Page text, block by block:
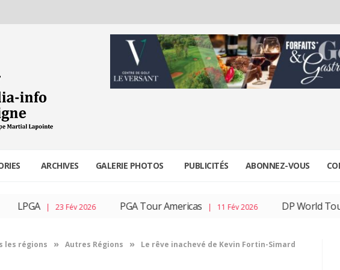
ARCHIVES GALERIE PHOTOS PUBLICITÉS ABONNEZ-VOUS
LPGA| 23 Fév 2026 PGA Tour Americas| 11 Fév 2026 DP World Tour|
les régions » Autres Régions » Le rêve inachevé de Kevin Fortin-Simard